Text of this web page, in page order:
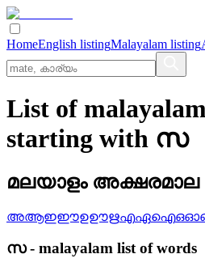
HomeEnglish listingMalayalam listing
List of
starting with സ
മലയാളം അക്ഷരമാല
അആഇഈഉഊഋഎഏഐഒഓ
സ- malayalam list of words